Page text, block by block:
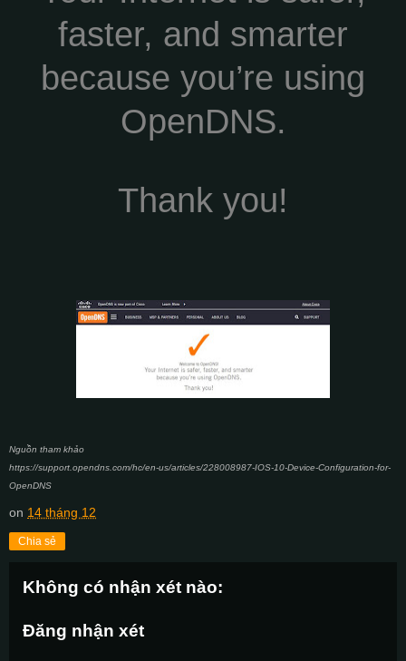
faster, and smarter
because you’re using
OpenDNS.
Thank you!
Nguồn tham khảo
https://support.opendns.com/hc/en-us/articles/228008987-IOS-10-Device-Configuration-for-
OpenDNS
on 14 tháng 12
Chia sẻ
Không có nhận xét nào:
Đăng nhận xét